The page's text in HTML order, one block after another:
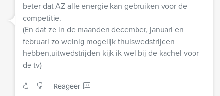
beter dat AZ alle energie kan gebruiken voor de
competitie.
(En dat ze in de maanden december, januari en
februari zo weinig mogelijk thuiswedstrijden
hebben,uitwedstrijden kijk ik wel bij de kachel voor
de tv)
Reageer